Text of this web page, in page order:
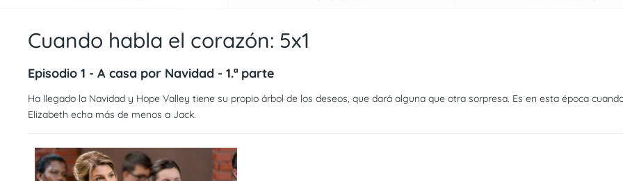
Cuando habla el corazón: 5x1
Episodio 1 - A casa por Navidad - 1.ª parte
Ha llegado la Navidad y Hope Valley tiene su propio árbol de los deseos, que dará alguna que otra sorpresa. Es en esta época
Elizabeth echa más de menos a Jack.